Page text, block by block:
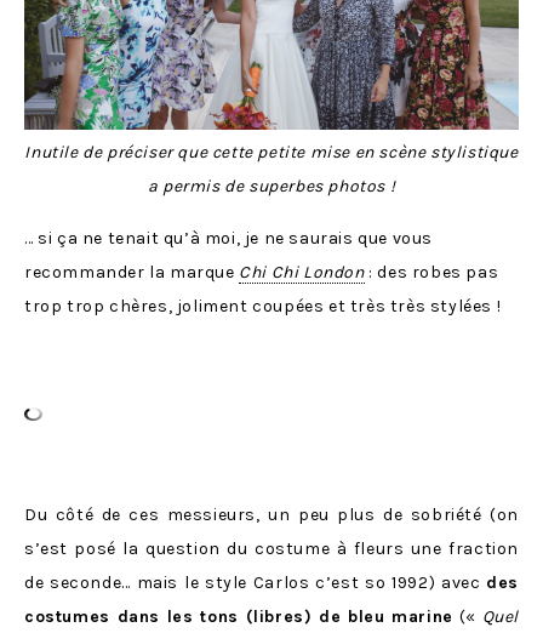
Inutile de préciser que cette petite mise en scène stylistique
a permis de superbes photos !
… si ça ne tenait qu’à moi, je ne saurais que vous
recommander la marque Chi Chi London: des robes pas
trop trop chères, joliment coupées et très très stylées !
Du côté de ces messieurs, un peu plus de sobriété (on
s’est posé la question du costume à fleurs une fraction
de seconde… mais le style Carlos c’est so 1992) avec des
costumes dans les tons (libres) de bleu marine (« Quel